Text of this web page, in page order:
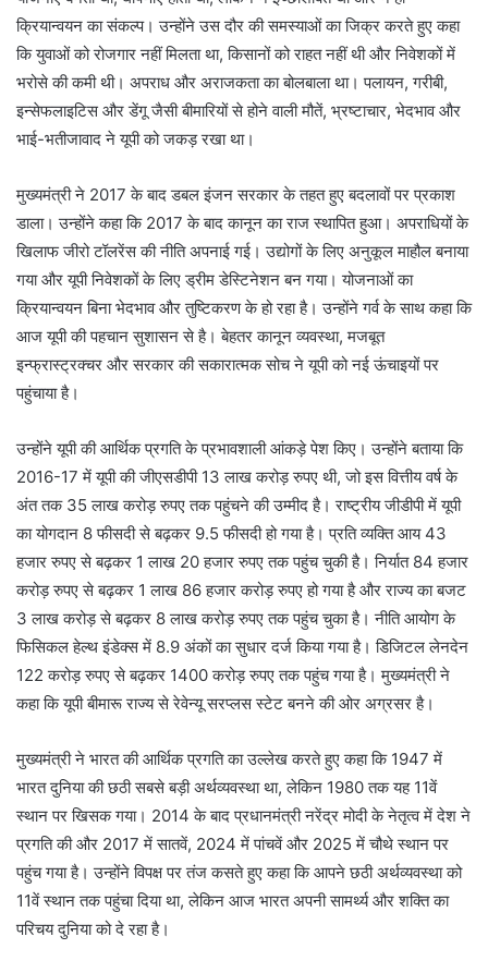
क्रियान्वयन का संकल्प। उन्होंने उस दौर की समस्याओं का जिक्र करते हुए कहा
कि युवाओं को रोजगार नहीं मिलता था, किसानों को राहत नहीं थी और निवेशकों में
भरोसे की कमी थी। अपराध और अराजकता का बोलबाला था। पलायन, गरीबी,
इन्सेफलाइटिस और डेंगू जैसी बीमारियों से होने वाली मौतें, भ्रष्टाचार, भेदभाव और
भाई-भतीजावाद ने यूपी को जकड़ रखा था।
मुख्यमंत्री ने 2017 के बाद डबल इंजन सरकार के तहत हुए बदलावों पर प्रकाश
डाला। उन्होंने कहा कि 2017 के बाद कानून का राज स्थापित हुआ। अपराधियों के
खिलाफ जीरो टॉलरेंस की नीति अपनाई गई। उद्योगों के लिए अनुकूल माहौल बनाया
गया और यूपी निवेशकों के लिए ड्रीम डेस्टिनेशन बन गया। योजनाओं का
क्रियान्वयन बिना भेदभाव और तुष्टिकरण के हो रहा है। उन्होंने गर्व के साथ कहा कि
आज यूपी की पहचान सुशासन से है। बेहतर कानून व्यवस्था, मजबूत
इन्फ्रास्ट्रक्चर और सरकार की सकारात्मक सोच ने यूपी को नई ऊंचाइयों पर
पहुंचाया है।
उन्होंने यूपी की आर्थिक प्रगति के प्रभावशाली आंकड़े पेश किए। उन्होंने बताया कि
2016-17 में यूपी की जीएसडीपी 13 लाख करोड़ रुपए थी, जो इस वित्तीय वर्ष के
अंत तक 35 लाख करोड़ रुपए तक पहुंचने की उम्मीद है। राष्ट्रीय जीडीपी में यूपी
का योगदान 8 फीसदी से बढ़कर 9.5 फीसदी हो गया है। प्रति व्यक्ति आय 43
हजार रुपए से बढ़कर 1 लाख 20 हजार रुपए तक पहुंच चुकी है। निर्यात 84 हजार
करोड़ रुपए से बढ़कर 1 लाख 86 हजार करोड़ रुपए हो गया है और राज्य का बजट
3 लाख करोड़ से बढ़कर 8 लाख करोड़ रुपए तक पहुंच चुका है। नीति आयोग के
फिसिकल हेल्थ इंडेक्स में 8.9 अंकों का सुधार दर्ज किया गया है। डिजिटल लेनदेन
122 करोड़ रुपए से बढ़कर 1400 करोड़ रुपए तक पहुंच गया है। मुख्यमंत्री ने
कहा कि यूपी बीमारू राज्य से रेवेन्यू सरप्लस स्टेट बनने की ओर अग्रसर है।
मुख्यमंत्री ने भारत की आर्थिक प्रगति का उल्लेख करते हुए कहा कि 1947 में
भारत दुनिया की छठी सबसे बड़ी अर्थव्यवस्था था, लेकिन 1980 तक यह 11वें
स्थान पर खिसक गया। 2014 के बाद प्रधानमंत्री नरेंद्र मोदी के नेतृत्व में देश ने
प्रगति की और 2017 में सातवें, 2024 में पांचवें और 2025 में चौथे स्थान पर
पहुंच गया है। उन्होंने विपक्ष पर तंज कसते हुए कहा कि आपने छठी अर्थव्यवस्था को
11वें स्थान तक पहुंचा दिया था, लेकिन आज भारत अपनी सामर्थ्य और शक्ति का
परिचय दुनिया को दे रहा है।